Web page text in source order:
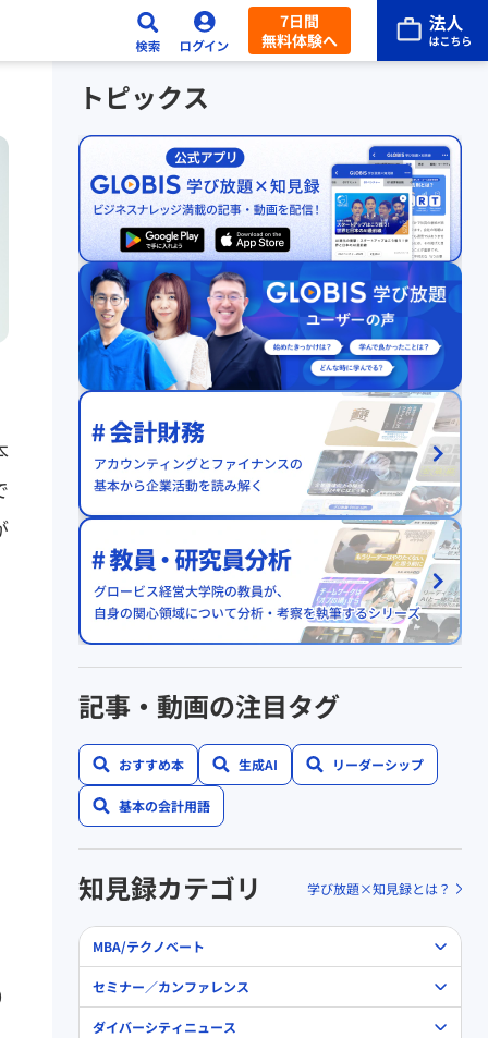
7日間
無料体験へ
トピックス
記事・動画の注目タグ
おすすめ本 生成AI リーダーシップ
基本の会計用語
知見録カテゴリ 学び放題×知見録とは？
MBA/テクノベート
セミナー／カンファレンス
ダイバーシティニュース